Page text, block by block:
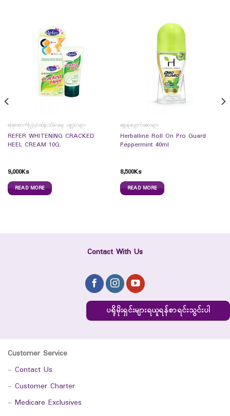
ခြေထောက်ပြုပြင်ထိန်းသိမ်းရေး ပစ္စည်းများ
REFER WHITENING CRACKED
HEEL CREAM 10G.
9,000Ks
READ MORE
ချွေးနံ့ပျောက်ဆေးများ
Herballine Roll On Pro Guard
Peppermint 40ml
8,500Ks
READ MORE
Contact With Us
ပရိုမိုးရှင်းများရယူရန်စာရင်းသွင်းပါ
Customer Service
- Contact Us
- Customer Charter
- Medicare Exclusives